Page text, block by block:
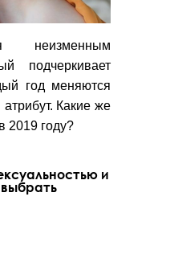
неизменным
подчеркивает
год меняются
Какие же
2019 году?
и